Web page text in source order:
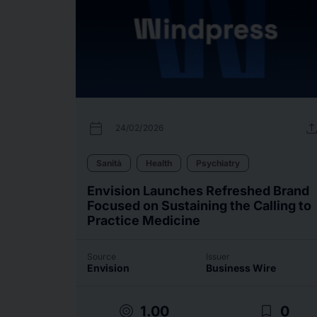
calendar_today 24/02/2026
Sanità Health Psychiatry
Envision Launches Refreshed Brand
Focused on Sustaining the Calling to
Practice Medicine
Source
Envision
Issuer
Business Wire
target 1.00 bookmark_border 0